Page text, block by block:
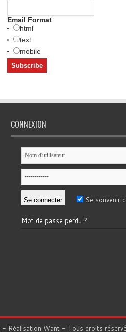
Email Format
html
text
mobile
CONNEXION
Se souvenir
Mot de passe perdu ?
- Réalisation Want - Tous droits